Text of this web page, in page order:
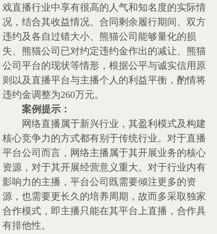
戏直播行业中享有很高的人气和知名度的实际情
况，结合其收益情况、合同剩余履行期间、双方
违约及各自过错大小、熊猫公司能够量化的损
失、熊猫公司已对约定违约金作出的减让、熊猫
公司平台的现状等情形，根据公平与诚实信用原
则以及直播平台与主播个人的利益平衡，酌情将
违约金调整为260万元。
案例提示：
网络直播属于新兴行业，其盈利模式及构建
核心竞争力的方式都有别于传统行业。对于直播
平台公司而言，网络主播属于其开展业务的核心
资源，对于其开展经营意义重大。对于行业内有
影响力的主播，平台公司既需要倾注更多的资
源，也需要更长久的培养周期，故而多采取独家
合作模式，即主播只能在其平台上直播，合作具
有排他性。